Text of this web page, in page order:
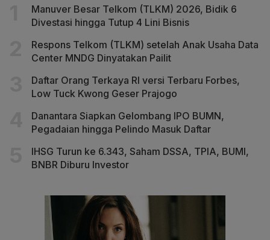
Manuver Besar Telkom (TLKM) 2026, Bidik 6
Divestasi hingga Tutup 4 Lini Bisnis
Respons Telkom (TLKM) setelah Anak Usaha Data
Center MNDG Dinyatakan Pailit
Daftar Orang Terkaya RI versi Terbaru Forbes,
Low Tuck Kwong Geser Prajogo
Danantara Siapkan Gelombang IPO BUMN,
Pegadaian hingga Pelindo Masuk Daftar
IHSG Turun ke 6.343, Saham DSSA, TPIA, BUMI,
BNBR Diburu Investor